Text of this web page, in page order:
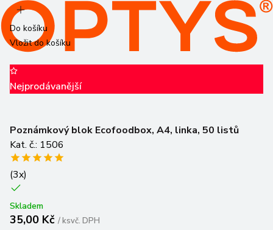
Do košíku
Vložit do košíku
Nejprodávanější
Poznámkový blok Ecofoodbox, A4, linka, 50 listů
Kat. č.: 1506
(3x)
Skladem
35,00 Kč /ksvč. DPH